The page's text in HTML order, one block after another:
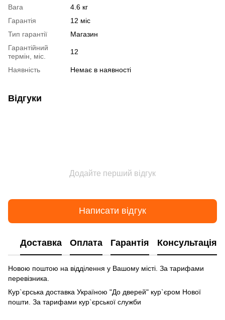
Вага
4.6 кг
Гарантія
12 міс
Тип гарантії
Магазин
Гарантійний
термін, міс.
12
Наявність Немає в наявності
Відгуки
Додайте перший відгук
Написати відгук
Доставка Оплата Гарантія Консультація
Новою поштою на відділення у Вашому місті. За тарифами
перевізника.
Кур`єрська доставка Україною "До дверей" кур`єром Нової
пошти. За тарифами кур`єрської служби